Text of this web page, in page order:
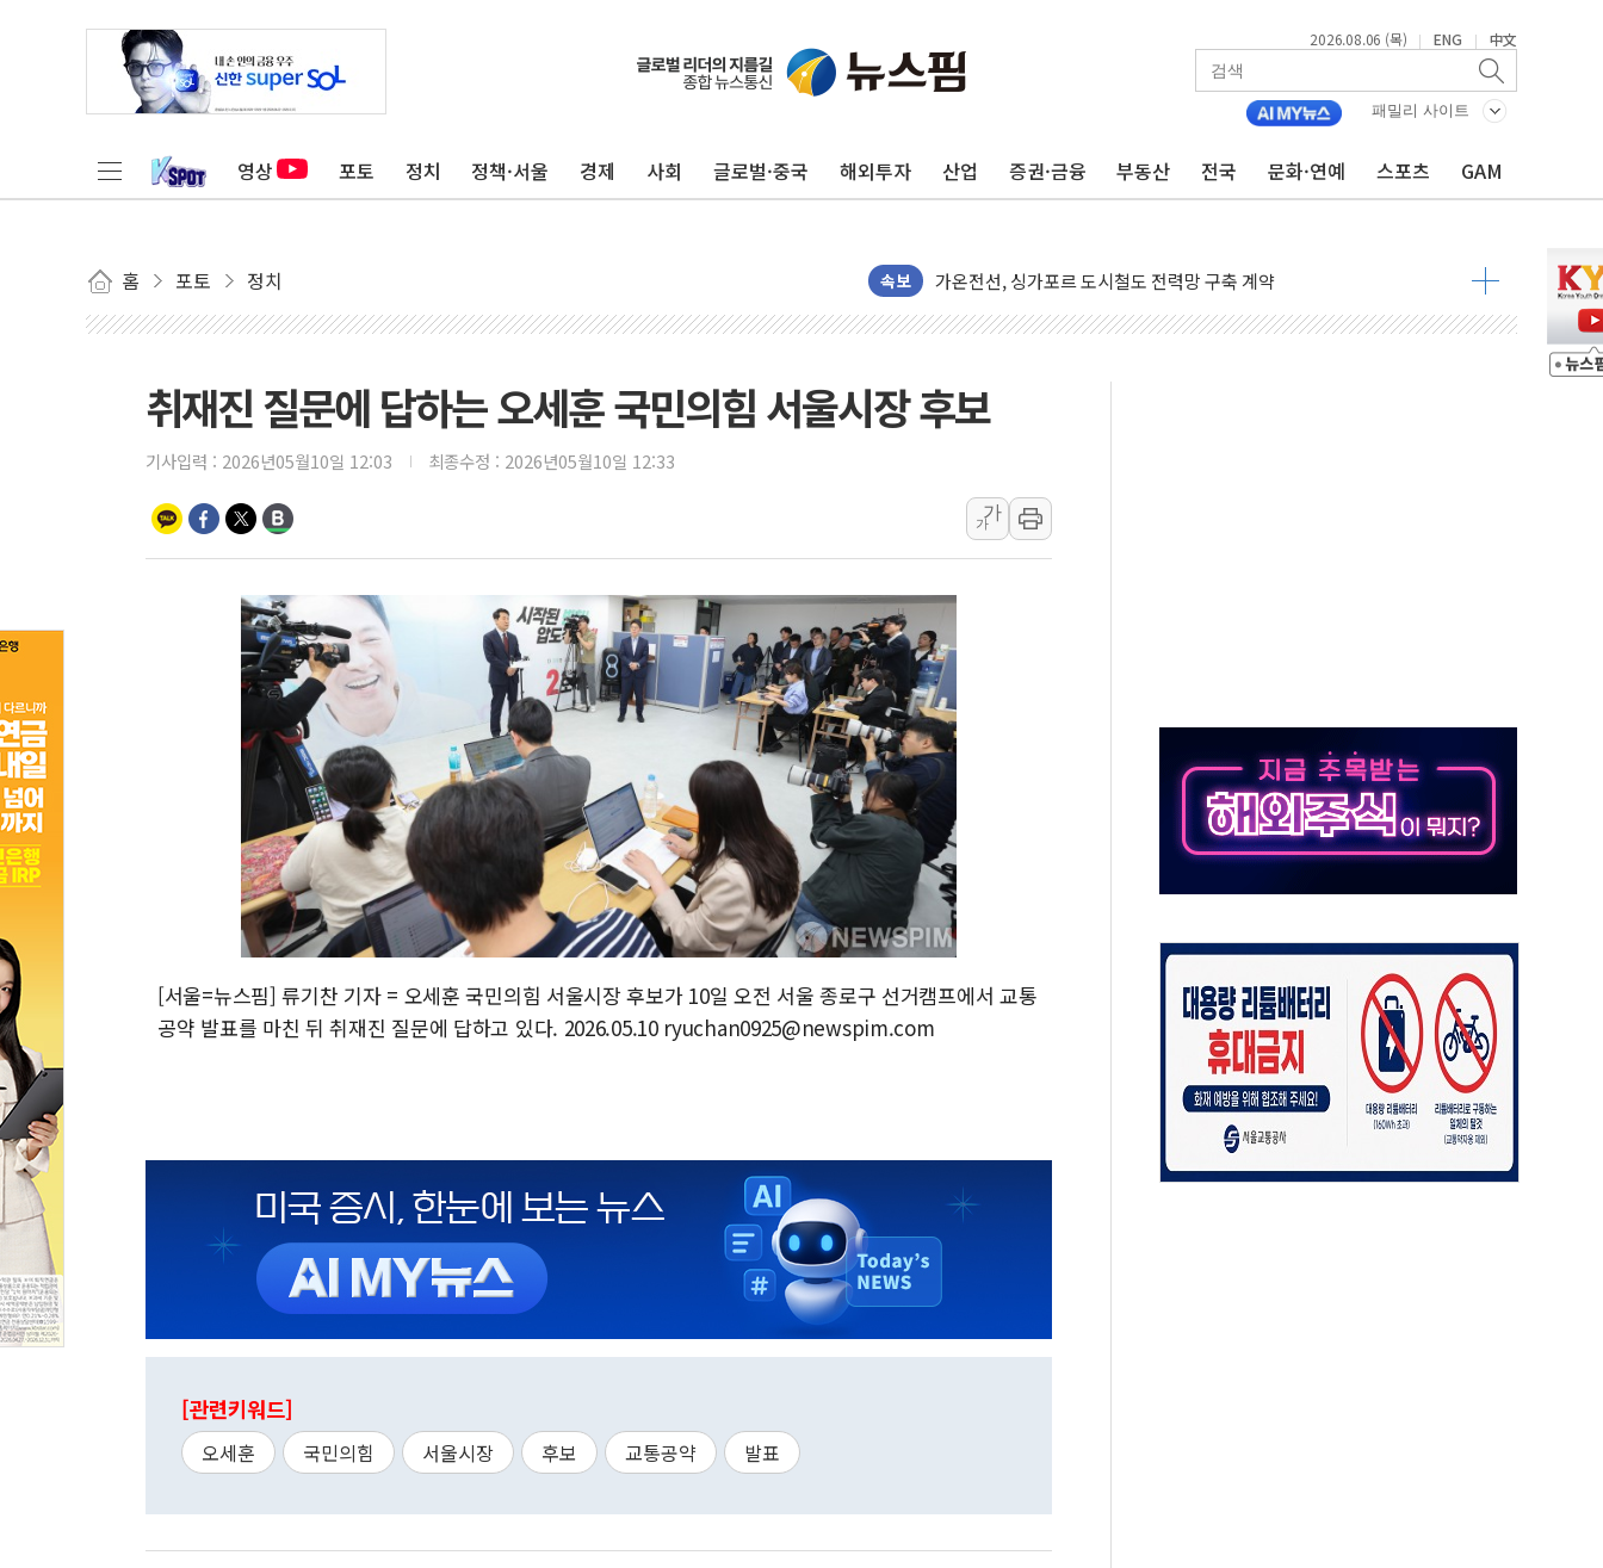
2026.08.06 (목) | ENG | 中文
패밀리 사이트
영상 포토 정치 정책·서울 경제 사회 글로벌·중국 해외투자 산업 증권·금융 부동산 전국 문화·연예 스포츠 GAM
홈 포토 정치 속보
LX하우시스 "역대급 폭염에 고단열 인테리어 관심 급증"
일 안 하고 '초과근무 수당' 챙긴 경찰관 2명 송치
토마토시스템 조길주·이강찬 대표, 자사주 매수
한·체코 항공편 주10회로 확대…신규 항공사 진입길 열려
보훈부, 내년 워싱턴서 첫 '국제보훈컨퍼런스'… 한미동맹 상징성 부각
가온전선, 싱가포르 도시철도 전력망 구축 계약
[특징주] 美 반도체 약세에 S7 모두 '파란불'
정점식 "경찰, 민중 아닌 권력 지팡이 자처…보완수사권 폐지해도 되나"
SUV 시대에도 세단 저력…아반떼 계약 첫날 1만대 넘었다
롯데에너지머티, 2분기 영업손실 169억원…전년 比 45.7% 축소
노타, '키미 K3' 경량화 모델 공개
현대캐피탈, '제네시스 파이낸스 썸머 페스타' 진행…리스·렌트 할인
피아이이, 'K-HERO 육성·지원사업' 최종 공동연구기관 선정
취재진 질문에 답하는 오세훈 국민의힘 서울시장 후보
기사입력 : 2026년05월10일 12:03 최종수정 : 2026년05월10일 12:33
가
가
[서울=뉴스핌] 류기찬 기자 = 오세훈 국민의힘 서울시장 후보가 10일 오전 서울 종로구 선거캠프에서 교통
공약 발표를 마친 뒤 취재진 질문에 답하고 있다. 2026.05.10 ryuchan0925@newspim.com
[관련키워드]
오세훈 국민의힘 서울시장 후보 교통공약 발표